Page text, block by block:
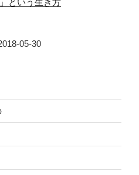
という生き方
05-30